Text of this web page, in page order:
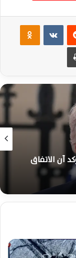
‏VKontakte
طباعة
أن الاتفاق
ستة